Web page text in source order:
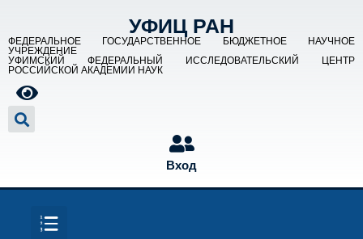
УФИЦ РАН
ФЕДЕРАЛЬНОЕ ГОСУДАРСТВЕННОЕ БЮДЖЕТНОЕ НАУЧНОЕ
УЧРЕЖДЕНИЕ
УФИМСКИЙ ФЕДЕРАЛЬНЫЙ ИССЛЕДОВАТЕЛЬСКИЙ ЦЕНТР
РОССИЙСКОЙ АКАДЕМИИ НАУК
Вход